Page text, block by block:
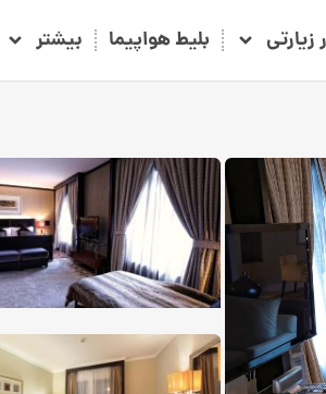
زیارتی بلیط هواپیما بیشتر